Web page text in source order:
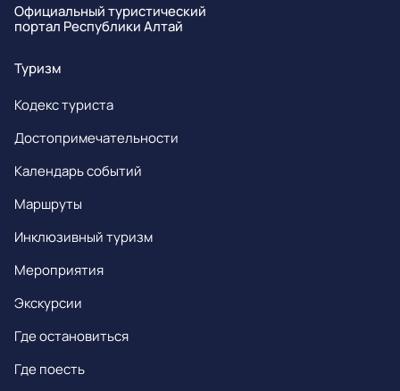
Официальный туристический
портал Республики Алтай
Туризм
Кодекс туриста
Достопримечательности
Календарь событий
Маршруты
Инклюзивный туризм
Мероприятия
Экскурсии
Где остановиться
Где поесть